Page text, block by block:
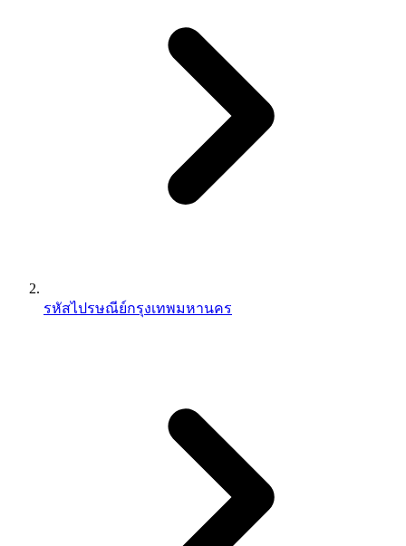
รหัสไปรษณีย์กรุงเทพมหานคร